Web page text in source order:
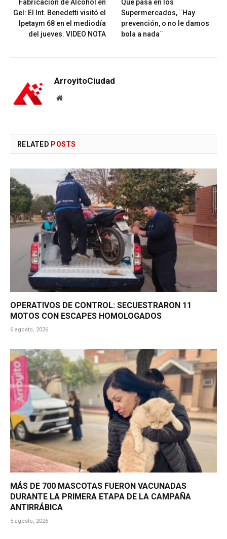
Fabricación de Alcohol en
Gel: El Int. Benedetti visitó el
Ipetaym 68 en el mediodía
del jueves. VIDEO NOTA
Que pasa en los
Supermercados, ¨Hay
prevención, o no le damos
bola a nada¨
ArroyitoCiudad
Website
RELATED POSTS
OPERATIVOS DE CONTROL: SECUESTRARON 11
MOTOS CON ESCAPES HOMOLOGADOS
6 agosto, 2026
MÁS DE 700 MASCOTAS FUERON VACUNADAS
DURANTE LA PRIMERA ETAPA DE LA CAMPAÑA
ANTIRRÁBICA
5 agosto, 2026